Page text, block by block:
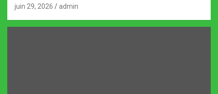
juin 29, 2026 admin